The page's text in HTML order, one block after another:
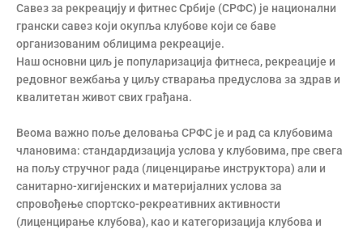
Савез за рекреацију и фитнес Србије (СРФС) је национални
грански савез који окупља клубове који се баве
организованим облицима рекреације.
Наш основни циљ је популаризација фитнеса, рекреације и
редовног вежбања у циљу стварања предуслова за здрав и
квалитетан живот свих грађана.
Веома важно поље деловања СРФС је и рад са клубовима
члановима: стандардизација услова у клубовима, пре свега
на пољу стручног рада (лиценцирање инструктора) али и
санитарно-хигијенских и материјалних услова за
спровођење спортско-рекреативних активности
(лиценцирање клубова), као и категоризација клубова и